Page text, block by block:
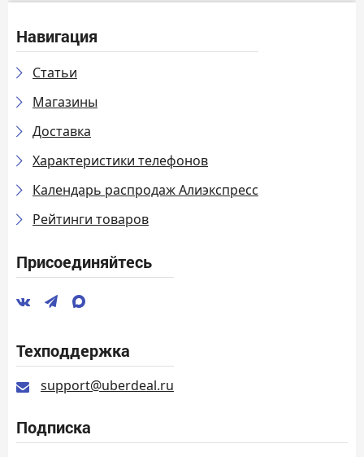
Навигация
Статьи
Магазины
Доставка
Характеристики телефонов
Календарь распродаж Алиэкспресс
Рейтинги товаров
Присоединяйтесь
Техподдержка
support@uberdeal.ru
Подписка